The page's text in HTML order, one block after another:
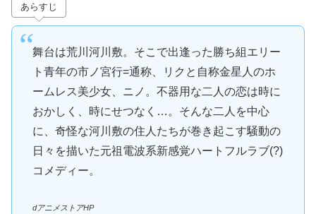
あらすじ
舞台は荒川河川敷。そこで出逢った勝ち組エリー
ト青年の市ノ宮行=通称、リクと自称金星人のホ
ームレス美少女、ニノ。不器用な二人の恋は時に
おかしく、時にせつなく…。そんな二人を中心
に、奇怪な河川敷の住人たちが巻き起こす騒動の
日々を描いた元祖電波系新感覚ハートフルラブ(?)
コメディー。
dアニメストアHP